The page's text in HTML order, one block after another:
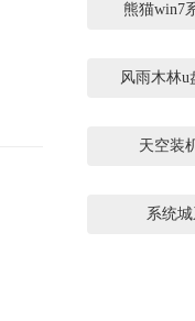
熊猫win7
风雨木林u
天空装
系统